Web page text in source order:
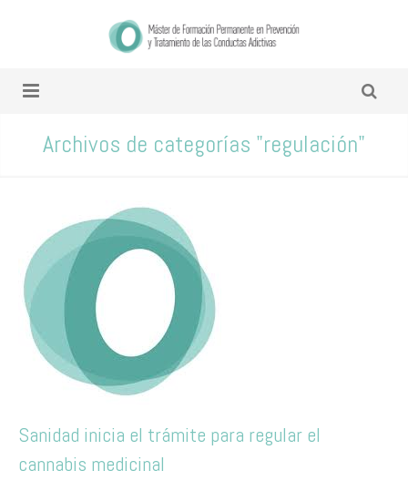
Archivos de categorías "regulación"
Sanidad inicia el trámite para regular el
cannabis medicinal